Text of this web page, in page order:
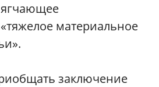
материальное
заключение